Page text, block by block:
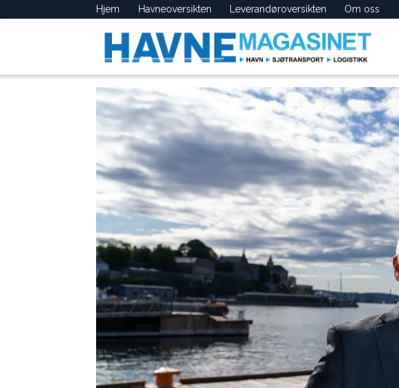
Hjem Havneoversikten Leverandøroversikten Om oss